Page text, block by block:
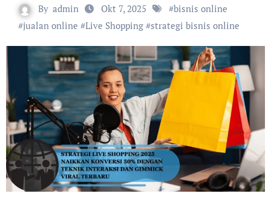
By admin Okt 7, 2025 #bisnis online
#jualan online #Live Shopping#strategi bisnis online